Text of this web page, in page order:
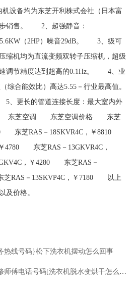
设备均为东芝开利株式会社（日本富
步销售。 2、超强静音：
5.6KW（2HP）噪音29dB。 3、级可
缩机均为直流变频双转子压缩机，超级
调节精度达到超高的0.1Hz。 4、业
综合能效比）高达5.55－行业最高值。
、更长的管道连接长度：最大室内外
东芝空调 东芝空调价格 东芝
东芝RAS－18SKVR4C，￥8810
4780 东芝RAS－13GKVR4C，
，￥4280 东芝RAS－
RAS－13SKVP4C，￥7180 以上
及价格。
热线号码}松下洗衣机摆动怎么回事
傅电话号码[洗衣机脱水变烘干怎么办